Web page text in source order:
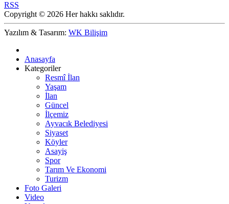
RSS
Copyright © 2026 Her hakkı saklıdır.
Yazılım & Tasarım: WK Bilişim
Anasayfa
Kategoriler
Resmî İlan
Yaşam
İlan
Güncel
İlçemiz
Ayvacık Belediyesi
Siyaset
Köyler
Asayiş
Spor
Tarım Ve Ekonomi
Turizm
Foto Galeri
Video